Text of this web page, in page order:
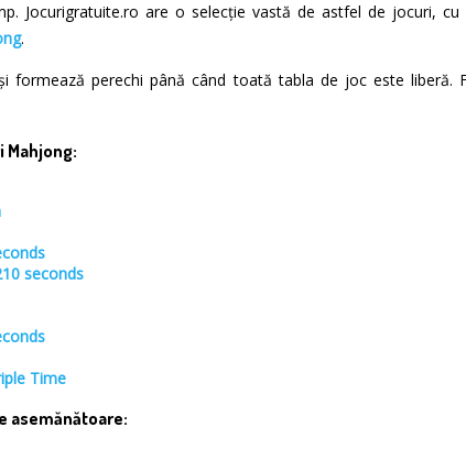
Jocurigratuite.ro are o selecție vastă de astfel de jocuri,
.
formează perechi până când toată tabla de joc este
Mahjong:
seconds
Time
asemănătoare: